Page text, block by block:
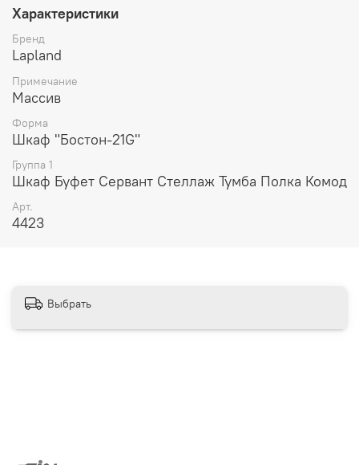
ящик. Этот предмет мебели прекрасно подходит для
создания светлых интерьеров в средиземноморском и
скандинавском стилях.
В размерах приведены габариты
Материал - натуральное дерево.
Возможны комбинации цвета
В магазинах, Вы можете сделать выбор по образцам.
Характеристики
Бренд
Lapland
Примечание
Массив
Форма
Шкаф "Бостон-21G"
Группа 1
Шкаф Буфет Сервант Стеллаж Тумба Полка Комод
Арт.
4423
Выбрать